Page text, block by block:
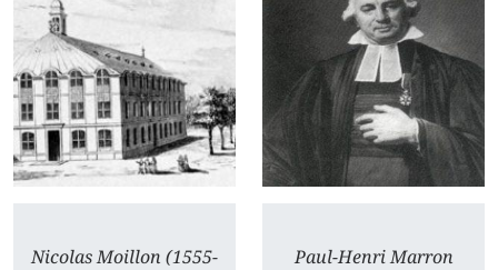
Nicolas Moillon (1555-
Paul-Henri Marron